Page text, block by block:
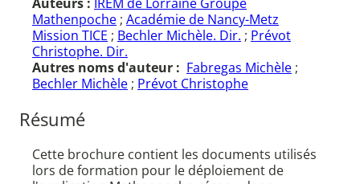
Mathenpoche ; Académie de Nancy-Metz
Mission TICE ; Bechler Michèle. Dir. ; Prévot
Christophe. Dir.
Autres noms d'auteur : Fabregas Michèle ;
Bechler Michèle ; Prévot Christophe
Résumé
Cette brochure contient les documents utilisés
lors de formation pour le déploiement de